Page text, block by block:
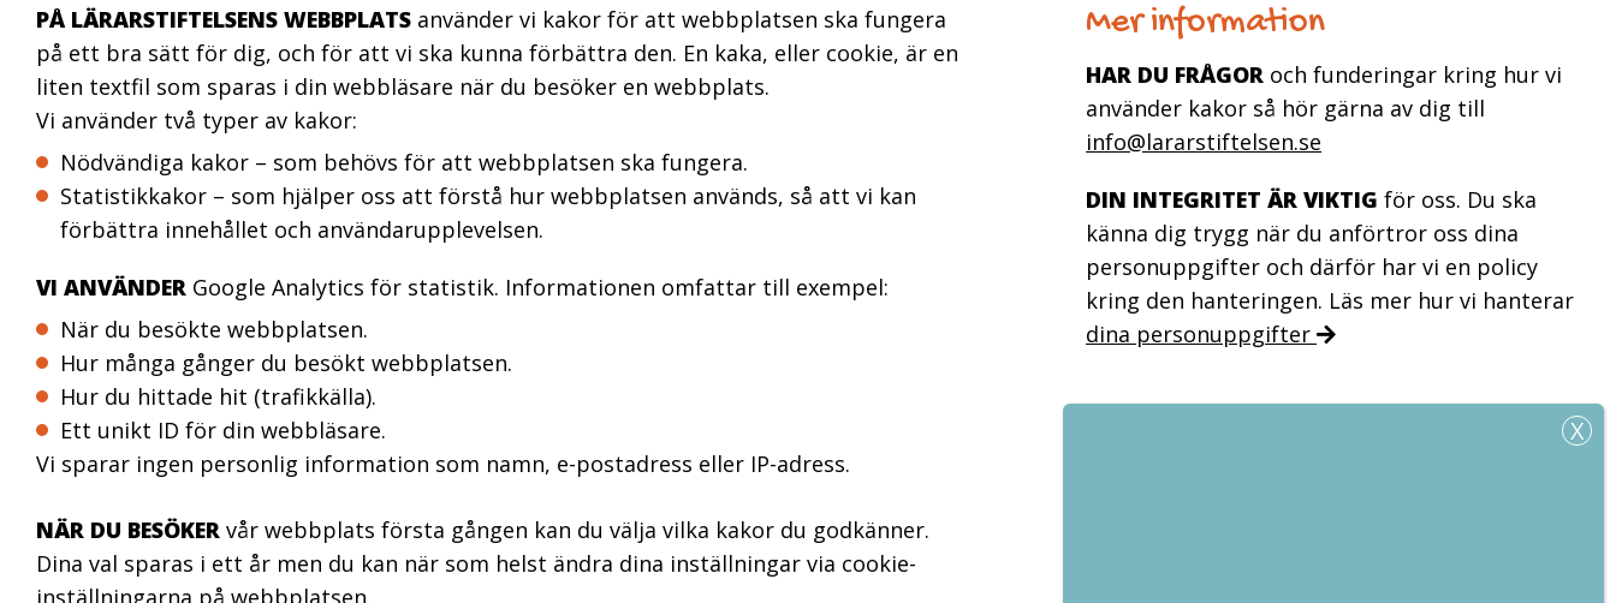
PÅ LÄRARSTIFTELSENS WEBBPLATS använder vi kakor för att webbplatsen ska fungera
på ett bra sätt för dig, och för att vi ska kunna förbättra den. En kaka, eller cookie, är en
liten textfil som sparas i din webbläsare när du besöker en webbplats.
Vi använder två typer av kakor:
Nödvändiga kakor – som behövs för att webbplatsen ska fungera.
Statistikkakor – som hjälper oss att förstå hur webbplatsen används, så att vi kan
förbättra innehållet och användarupplevelsen.
VI ANVÄNDER Google Analytics för statistik. Informationen omfattar till exempel:
När du besökte webbplatsen.
Hur många gånger du besökt webbplatsen.
Hur du hittade hit (trafikkälla).
Ett unikt ID för din webbläsare.
Vi sparar ingen personlig information som namn, e-postadress eller IP-adress.
NÄR DU BESÖKER vår webbplats första gången kan du välja vilka kakor du godkänner.
Dina val sparas i ett år men du kan när som helst ändra dina inställningar via cookie-
inställningarna på webbplatsen.
Mer information
HAR DU FRÅGOR och funderingar kring hur vi
använder kakor så hör gärna av dig till
info@lararstiftelsen.se
DIN INTEGRITET ÄR VIKTIG för oss. Du ska
känna dig trygg när du anförtror oss dina
personuppgifter och därför har vi en policy
kring den hanteringen. Läs mer hur vi hanterar
dina personuppgifter
NÖDVÄNDIGA
KAKOR